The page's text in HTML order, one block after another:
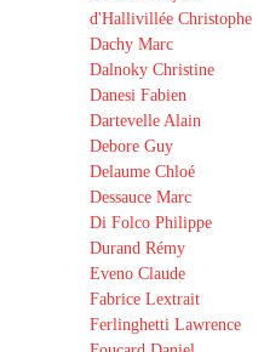
d'Hallivillée Christophe
Dachy Marc
Dalnoky Christine
Danesi Fabien
Dartevelle Alain
Debore Guy
Delaume Chloé
Dessauce Marc
Di Folco Philippe
Durand Rémy
Eveno Claude
Fabrice Lextrait
Ferlinghetti Lawrence